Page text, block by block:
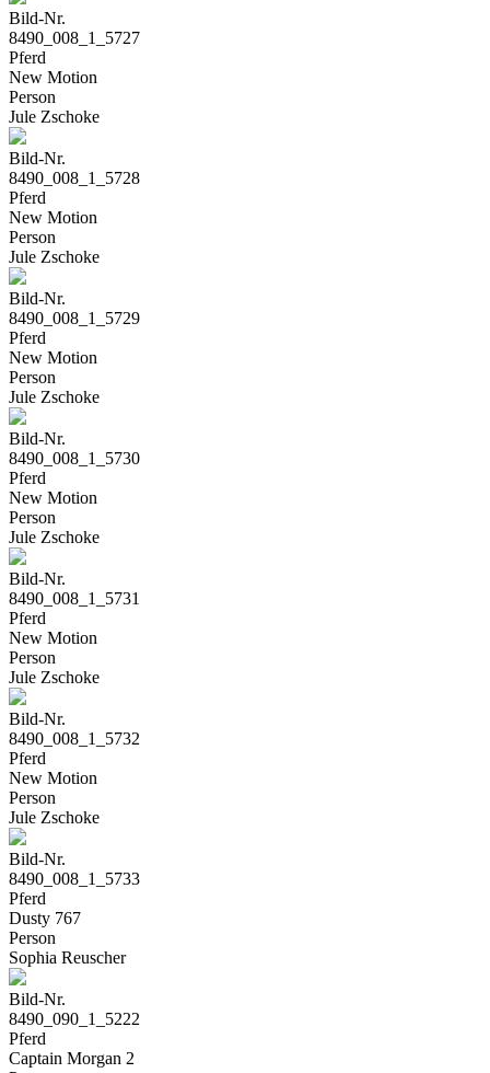
Bild-Nr.
8490_008_1_5727
Pferd
New Motion
Person
Jule Zschoke
Bild-Nr.
8490_008_1_5728
Pferd
New Motion
Person
Jule Zschoke
Bild-Nr.
8490_008_1_5729
Pferd
New Motion
Person
Jule Zschoke
Bild-Nr.
8490_008_1_5730
Pferd
New Motion
Person
Jule Zschoke
Bild-Nr.
8490_008_1_5731
Pferd
New Motion
Person
Jule Zschoke
Bild-Nr.
8490_008_1_5732
Pferd
New Motion
Person
Jule Zschoke
Bild-Nr.
8490_008_1_5733
Pferd
Dusty 767
Person
Sophia Reuscher
Bild-Nr.
8490_090_1_5222
Pferd
Captain Morgan 2